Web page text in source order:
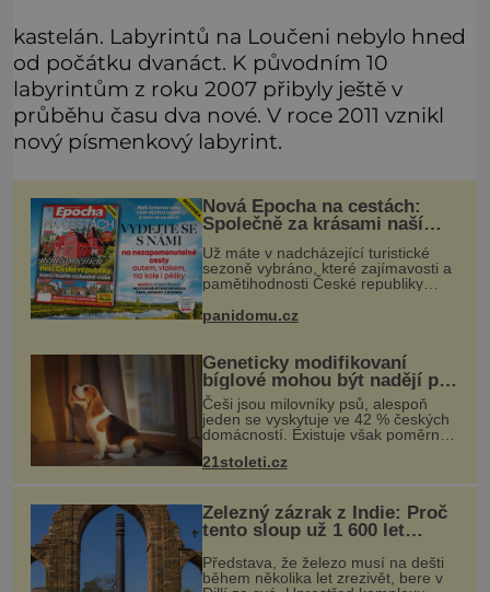
kastelán. Labyrintů na Loučeni nebylo hned
od počátku dvanáct. K původním 10
labyrintům z roku 2007 přibyly ještě v
průběhu času dva nové. V roce 2011 vznikl
nový písmenkový labyrint.
Nová Epocha na cestách:
Společně za krásami naší
vlasti
Už máte v nadcházející turistické
sezoně vybráno, které zajímavosti a
pamětihodnosti České republiky
navštívíte? V prodeji je právě nové
číslo Epochy na cestách, které vám
při rozhodování určitě pomůž
panidomu.cz
Geneticky modifikovaní
bíglové mohou být nadějí pro
alergiky
Češi jsou milovníky psů, alespoň
jeden se vyskytuje ve 42 % českých
domácností. Existuje však poměrně
pořídili, ale nemohou, protože jsou
alergičtí. Jejich imu
21stoleti.cz
Železný zázrak z Indie: Proč
tento sloup už 1 600 let
nezná rez?
Představa, že železo musí na dešti
během několika let zrezivět, bere v